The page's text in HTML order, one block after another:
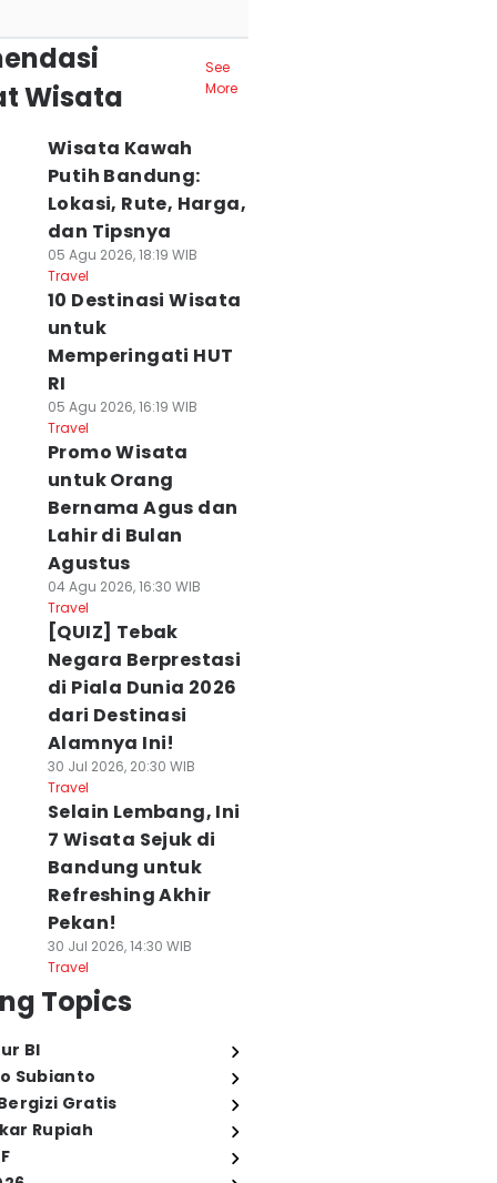
Wisata
See
More
Wisata Kawah
Putih Bandung:
Lokasi, Rute, Harga,
dan Tipsnya
05 Agu 2026, 18:19 WIB
Travel
10 Destinasi Wisata
untuk
Memperingati HUT
RI
05 Agu 2026, 16:19 WIB
Travel
Promo Wisata
untuk Orang
Bernama Agus dan
Lahir di Bulan
Agustus
04 Agu 2026, 16:30 WIB
Travel
[QUIZ] Tebak
Negara Berprestasi
di Piala Dunia 2026
dari Destinasi
Alamnya Ini!
30 Jul 2026, 20:30 WIB
Travel
Selain Lembang, Ini
7 Wisata Sejuk di
Bandung untuk
Refreshing Akhir
Pekan!
30 Jul 2026, 14:30 WIB
Travel
Topics
BI
Subianto
Gratis
Rupiah